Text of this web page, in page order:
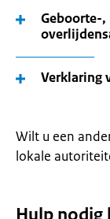
Geboorte-
Verklaring
Wilt u een
lokale